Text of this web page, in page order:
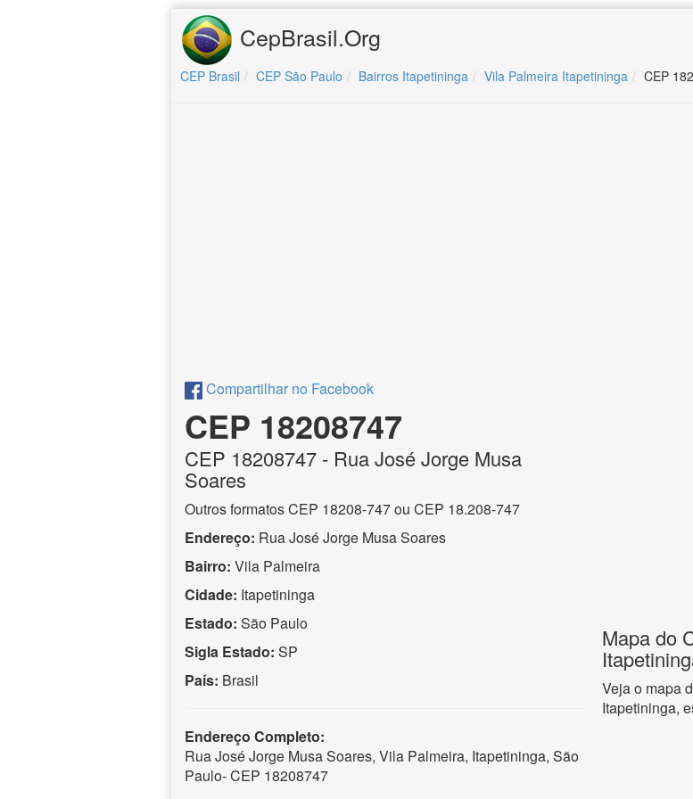
CepBrasil.Org
CEP Brasil CEP São Paulo Bairros Itapetininga Vila Palmeira Itapetininga CEP
Compartilhar no Facebook
CEP 18208747
CEP 18208747 - Rua José Jorge Musa
Soares
Outros formatos CEP 18208-747 ou CEP 18.208-747
Endereço: Rua José Jorge Musa Soares
Bairro: Vila Palmeira
Cidade: Itapetininga
Estado: São Paulo
Sigla Estado: SP
País: Brasil
Endereço Completo:
Rua José Jorge Musa Soares, Vila Palmeira, Itapetininga, São
Paulo- CEP 18208747
Mapa do
Veja o mapa
Itapetininga,